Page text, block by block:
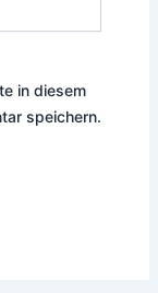
in diesem
speichern.